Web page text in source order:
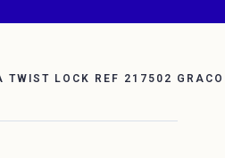
TWIST LOCK REF 217502 GRACO